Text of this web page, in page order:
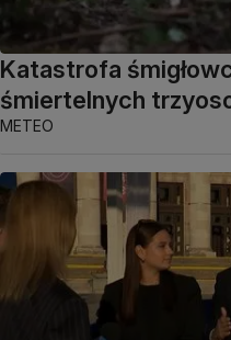
Katastrofa
śmiertelnych
METEO